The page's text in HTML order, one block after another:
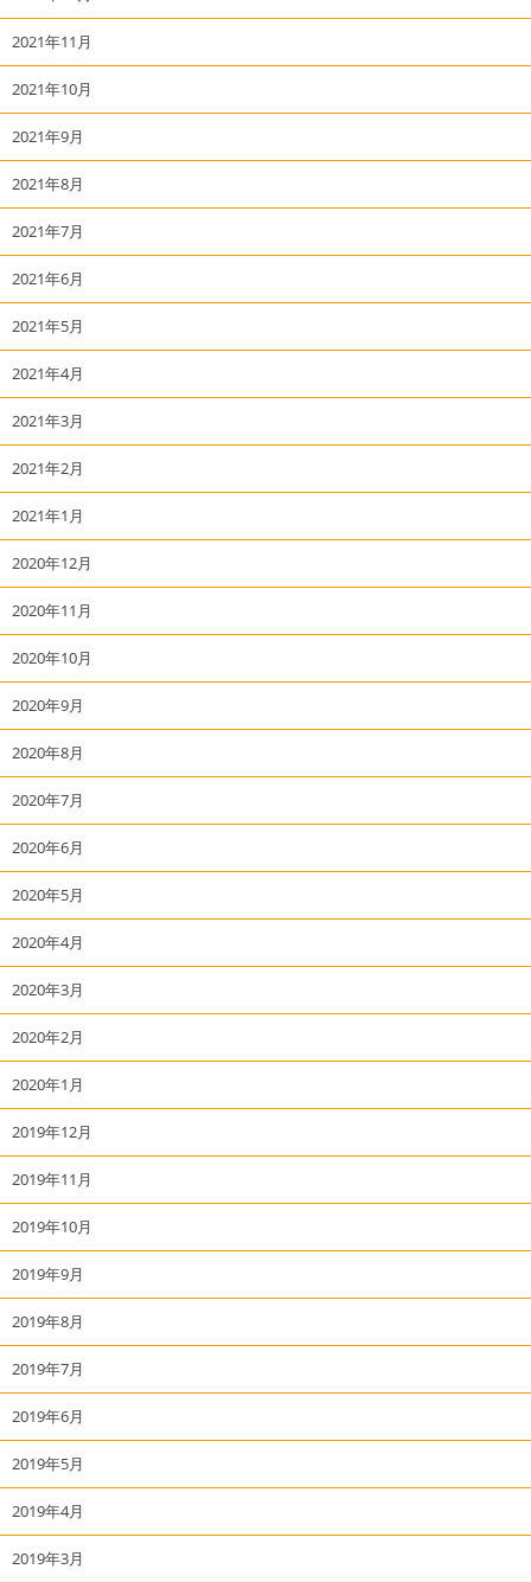
2021年11月
2021年10月
2021年9月
2021年8月
2021年7月
2021年6月
2021年5月
2021年4月
2021年3月
2021年2月
2021年1月
2020年12月
2020年11月
2020年10月
2020年9月
2020年8月
2020年7月
2020年6月
2020年5月
2020年4月
2020年3月
2020年2月
2020年1月
2019年12月
2019年11月
2019年10月
2019年9月
2019年8月
2019年7月
2019年6月
2019年5月
2019年4月
2019年3月